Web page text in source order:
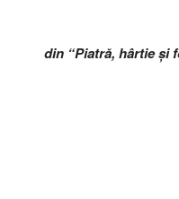
din “Piatră, hârtie și